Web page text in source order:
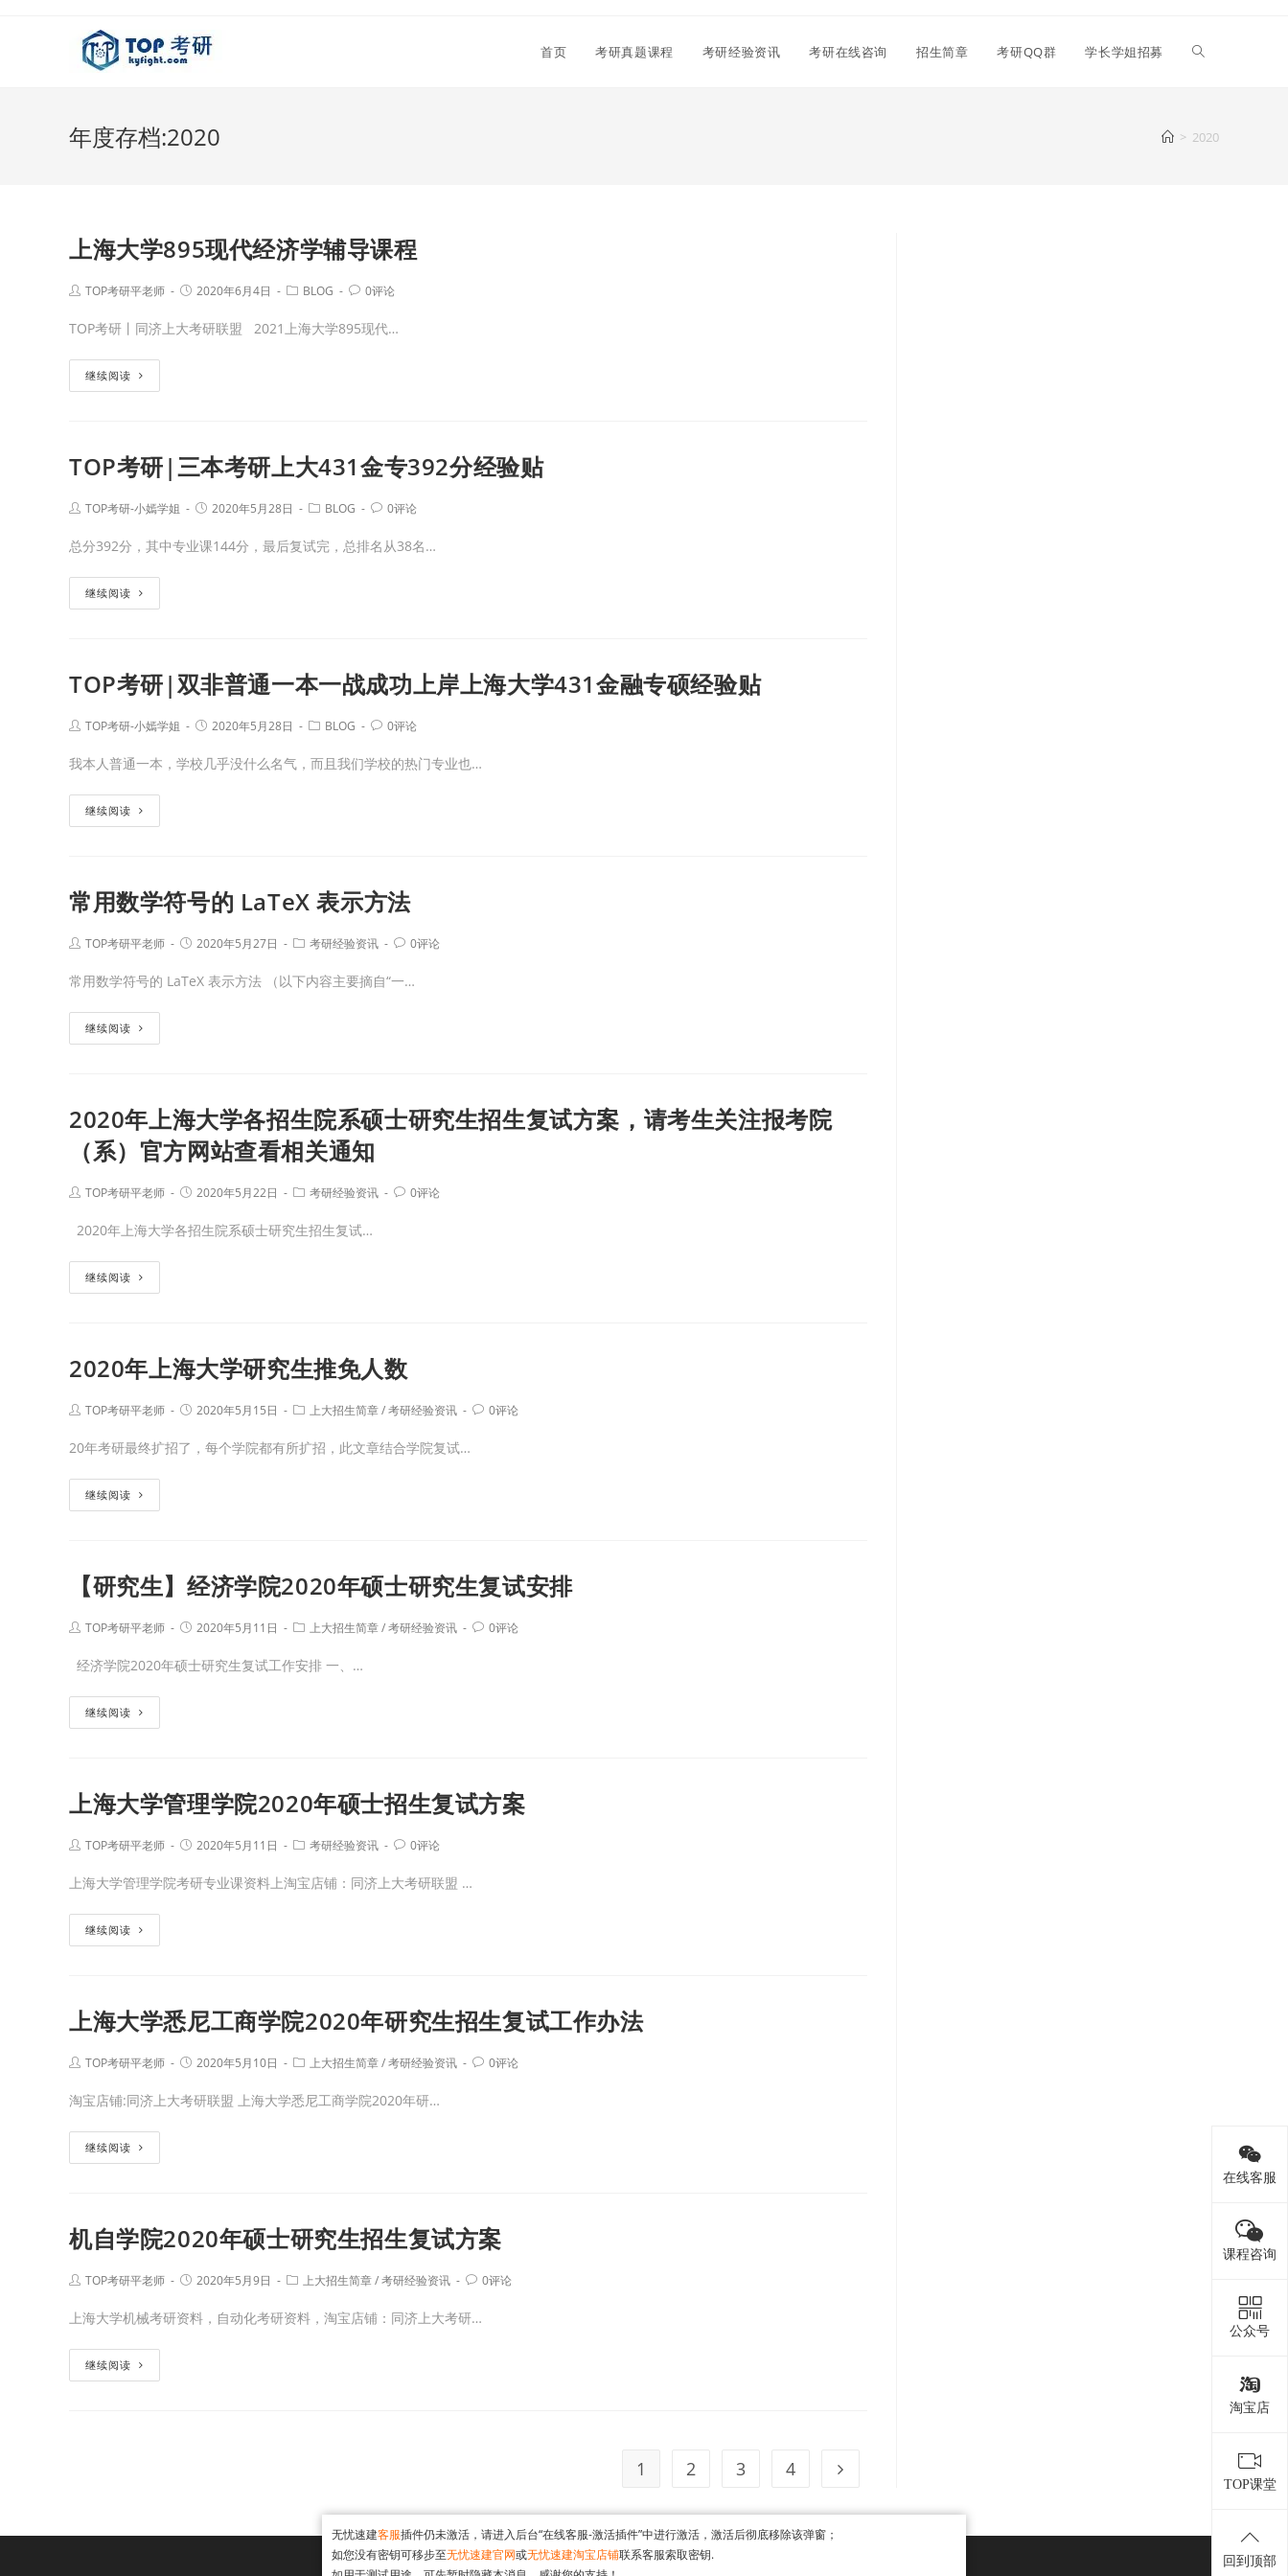
首页 考研真题课程 考研经验资讯 考研在线咨询 招生简章 考研QQ群 学长学姐招募
年度存档:2020 > 2020
上海大学895现代经济学辅导课程
TOP考研平老师 2020年6月4日 BLOG 0评论
TOP考研丨同济上大考研联盟 2021上海大学895现代…
继续阅读
TOP考研|三本考研上大431金专392分经验贴
TOP考研-小嫣学姐 2020年5月28日 BLOG 0评论
总分392分，其中专业课144分，最后复试完，总排名从38名…
继续阅读
TOP考研|双非普通一本一战成功上岸上海大学431金融专硕经验贴
TOP考研-小嫣学姐 2020年5月28日 BLOG 0评论
我本人普通一本，学校几乎没什么名气，而且我们学校的热门专业也…
继续阅读
常用数学符号的 LaTeX 表示方法
TOP考研平老师 2020年5月27日 考研经验资讯 0评论
常用数学符号的 LaTeX 表示方法 （以下内容主要摘自“一…
继续阅读
2020年上海大学各招生院系硕士研究生招生复试方案，请考生关注报考院
（系）官方网站查看相关通知
TOP考研平老师 2020年5月22日 考研经验资讯 0评论
2020年上海大学各招生院系硕士研究生招生复试…
继续阅读
2020年上海大学研究生推免人数
TOP考研平老师 2020年5月15日 上大招生简章/考研经验资讯 0评论
20年考研最终扩招了，每个学院都有所扩招，此文章结合学院复试…
继续阅读
【研究生】经济学院2020年硕士研究生复试安排
TOP考研平老师 2020年5月11日 上大招生简章/考研经验资讯 0评论
经济学院2020年硕士研究生复试工作安排 一、…
继续阅读
上海大学管理学院2020年硕士招生复试方案
TOP考研平老师 2020年5月11日 考研经验资讯 0评论
上海大学管理学院考研专业课资料上淘宝店铺：同济上大考研联盟 …
继续阅读
上海大学悉尼工商学院2020年研究生招生复试工作办法
TOP考研平老师 2020年5月10日 上大招生简章/考研经验资讯 0评论
淘宝店铺:同济上大考研联盟 上海大学悉尼工商学院2020年研…
继续阅读
机自学院2020年硕士研究生招生复试方案
TOP考研平老师 2020年5月9日 上大招生简章/考研经验资讯 0评论
上海大学机械考研资料，自动化考研资料，淘宝店铺：同济上大考研…
继续阅读
1 2 3 4
无忧速建客服插件仍未激活，请进入后台“在线客服-激活插件”中进行激活，激活后彻底移除该弹窗；
如您没有密钥可移步至无忧速建官网或无忧速建淘宝店铺联系客服索取密钥.
在线客服
课程咨询
公众号
淘宝店
TOP课堂
回到顶部